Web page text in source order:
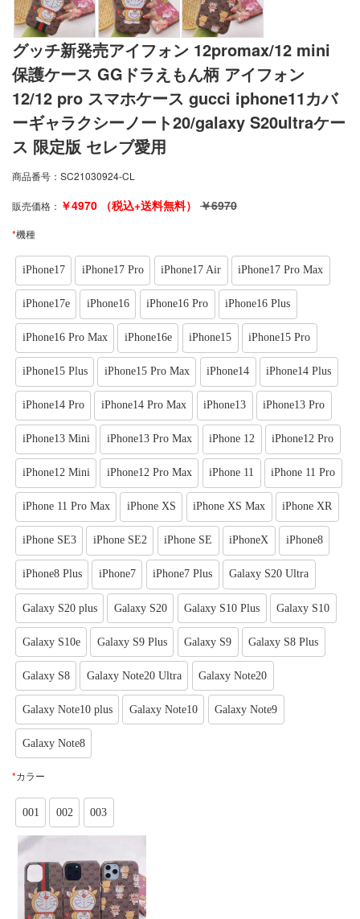
グッチ新発売アイフォン 12promax/12 mini
保護ケース GGドラえもん柄 アイフォン
12/12 pro スマホケース gucci iphone11カバ
ーギャラクシーノート20/galaxy S20ultraケー
ス 限定版 セレブ愛用
商品番号： SC21030924-CL
販売価格： ￥4970 （税込+送料無料） ￥6970
*機種
iPhone17 iPhone17 Pro iPhone17 Air iPhone17 Pro Max
iPhone17e iPhone16 iPhone16 Pro iPhone16 Plus
iPhone16 Pro Max iPhone16e iPhone15 iPhone15 Pro
iPhone15 Plus iPhone15 Pro Max iPhone14 iPhone14 Plus
iPhone14 Pro iPhone14 Pro Max iPhone13 iPhone13 Pro
iPhone13 Mini iPhone13 Pro Max iPhone 12 iPhone12 Pro
iPhone12 Mini iPhone12 Pro Max iPhone 11 iPhone 11 Pro
iPhone 11 Pro Max iPhone XS iPhone XS Max iPhone XR
iPhone SE3 iPhone SE2 iPhone SE iPhoneX iPhone8
iPhone8 Plus iPhone7 iPhone7 Plus Galaxy S20 Ultra
Galaxy S20 plus Galaxy S20 Galaxy S10 Plus Galaxy S10
Galaxy S10e Galaxy S9 Plus Galaxy S9 Galaxy S8 Plus
Galaxy S8 Galaxy Note20 Ultra Galaxy Note20
Galaxy Note10 plus Galaxy Note10 Galaxy Note9
Galaxy Note8
*カラー
001 002 003